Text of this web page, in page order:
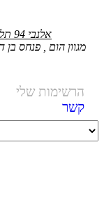
אלנבי 94 תל אביב
הרשימות שלי
קשר